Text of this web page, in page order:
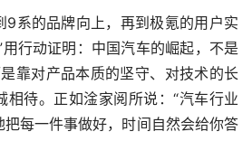
9系的品牌向上，再到极氪的用户实
用行动证明：中国汽车的崛起，不是
是靠对产品本质的坚守、对技术的长
相待。正如淦家阅所说：“汽车行业
每一件事做好，时间自然会给你答